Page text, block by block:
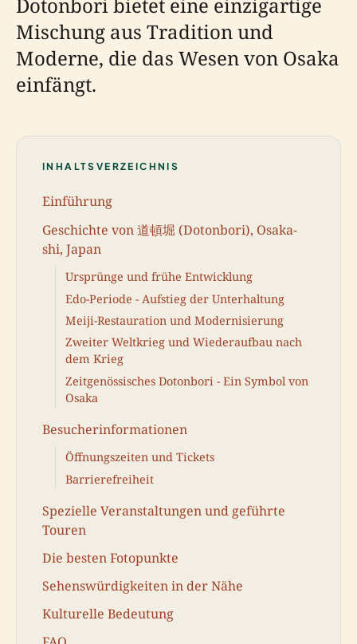
Mischung aus Tradition und
Moderne, die das Wesen von Osaka
einfängt.
INHALTSVERZEICHNIS
Einführung
Geschichte von 道頓堀 (Dotonbori), Osaka-
shi, Japan
Ursprünge und frühe Entwicklung
Edo-Periode - Aufstieg der Unterhaltung
Meiji-Restauration und Modernisierung
Zweiter Weltkrieg und Wiederaufbau nach
dem Krieg
Zeitgenössisches Dotonbori - Ein Symbol von
Osaka
Besucherinformationen
Öffnungszeiten und Tickets
Barrierefreiheit
Spezielle Veranstaltungen und geführte
Touren
Die besten Fotopunkte
Sehenswürdigkeiten in der Nähe
Kulturelle Bedeutung